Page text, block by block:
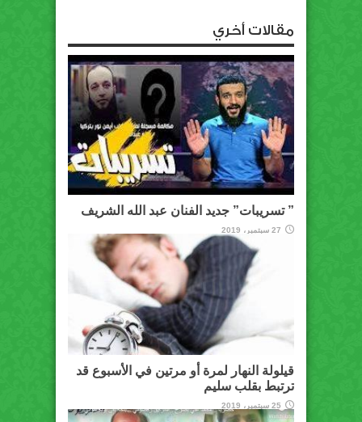
مقالات أخري
” تسريبات” جديد الفنان عبد الله الشريف
27 سبتمبر، 2019
قيلولة النهار لمرة أو مرتين في الأسبوع قد
ترتبط بقلب سليم
25 سبتمبر، 2019